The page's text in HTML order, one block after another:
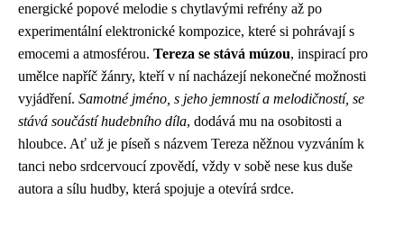
energické popové melodie s chytlavými refrény až po
experimentální elektronické kompozice, které si pohrávají s
emocemi a atmosférou. Tereza se stává múzou, inspirací pro
umělce napříč žánry, kteří v ní nacházejí nekonečné možnosti
vyjádření. Samotné jméno, s jeho jemností a melodičností, se
stává součástí hudebního díla, dodává mu na osobitosti a
hloubce. Ať už je píseň s názvem Tereza něžnou vyzváním k
tanci nebo srdcervoucí zpovědí, vždy v sobě nese kus duše
autora a sílu hudby, která spojuje a otevírá srdce.